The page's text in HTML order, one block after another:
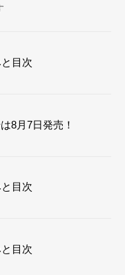
目次
8月7日発売！
目次
目次